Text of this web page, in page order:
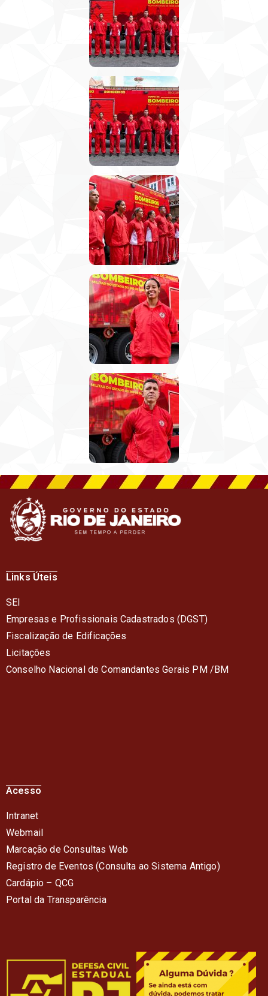
Links Úteis
SEI
Empresas e Profissionais Cadastrados (DGST)
Fiscalização de Edificações
Licitações
Conselho Nacional de Comandantes Gerais PM /BM
Acesso
Intranet
Webmail
Marcação de Consultas Web
Registro de Eventos (Consulta ao Sistema Antigo)
Cardápio – QCG
Portal da Transparência